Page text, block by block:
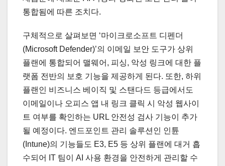
통합됨에 따른 조치다.
구체적으로 살펴보면 ‘마이크로소프트 디펜더
(Microsoft Defender)’의 이메일 보안 도구가 상위
플랜에 통합되어 맬웨어, 피싱, 악성 링크에 대한 플
랫폼 전반의 보호 기능을 제공하게 된다. 또한, 하위
플랜인 비즈니스 베이직 및 스탠다드 등급에서도
이메일이나 오피스 앱 내 링크 클릭 시 악성 웹사이
트 여부를 확인하는 URL 안전성 검사 기능이 추가
될 예정이다. 엔드포인트 관리 솔루션인 인튠
(Intune)의 기능들도 E3, E5 등 상위 플랜에 대거 흡
수되어 IT 팀이 AI 사용 환경을 안전하게 관리할 수